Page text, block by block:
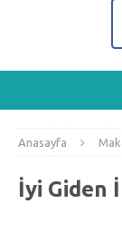
Anasayfa
İyi Giden